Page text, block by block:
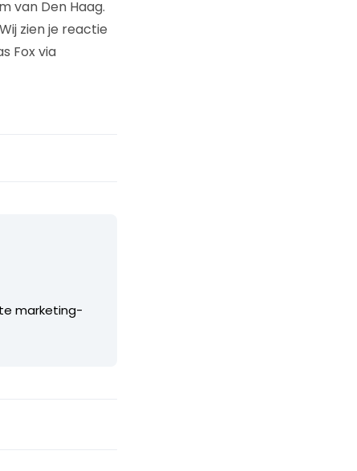
van Den Haag.
zien je reactie
Fox via
marketing-